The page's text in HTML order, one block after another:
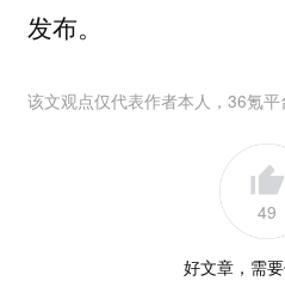
发布。
该文观点仅代表作者本人，36氪平
49
好文章，需